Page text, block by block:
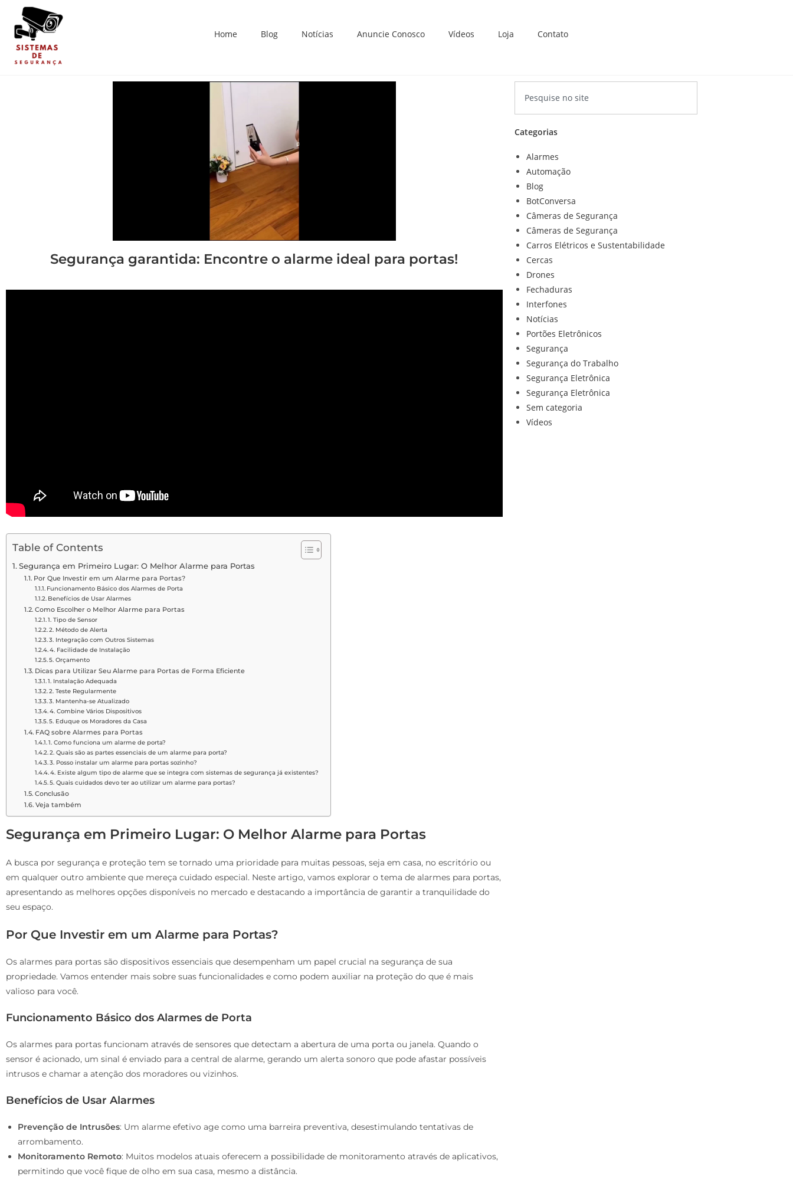
Home Blog Notícias Anuncie Conosco Vídeos Loja Contato
Segurança garantida: Encontre o alarme ideal para portas!
Table of Contents
Segurança em Primeiro Lugar: O Melhor Alarme para Portas
Por Que Investir em um Alarme para Portas?
Funcionamento Básico dos Alarmes de Porta
Benefícios de Usar Alarmes
Como Escolher o Melhor Alarme para Portas
1. Tipo de Sensor
2. Método de Alerta
3. Integração com Outros Sistemas
4. Facilidade de Instalação
5. Orçamento
Dicas para Utilizar Seu Alarme para Portas de Forma Eficiente
1. Instalação Adequada
2. Teste Regularmente
3. Mantenha-se Atualizado
4. Combine Vários Dispositivos
5. Eduque os Moradores da Casa
FAQ sobre Alarmes para Portas
1. Como funciona um alarme de porta?
2. Quais são as partes essenciais de um alarme para porta?
3. Posso instalar um alarme para portas sozinho?
4. Existe algum tipo de alarme que se integra com sistemas de segurança já existentes?
5. Quais cuidados devo ter ao utilizar um alarme para portas?
Conclusão
Veja também
Segurança em Primeiro Lugar: O Melhor Alarme para Portas
A busca por segurança e proteção tem se tornado uma prioridade para muitas pessoas, seja em casa, no escritório ou
em qualquer outro ambiente que mereça cuidado especial. Neste artigo, vamos explorar o tema de alarmes para portas,
apresentando as melhores opções disponíveis no mercado e destacando a importância de garantir a tranquilidade do
seu espaço.
Por Que Investir em um Alarme para Portas?
Os alarmes para portas são dispositivos essenciais que desempenham um papel crucial na segurança de sua
propriedade. Vamos entender mais sobre suas funcionalidades e como podem auxiliar na proteção do que é mais
valioso para você.
Funcionamento Básico dos Alarmes de Porta
Os alarmes para portas funcionam através de sensores que detectam a abertura de uma porta ou janela. Quando o
sensor é acionado, um sinal é enviado para a central de alarme, gerando um alerta sonoro que pode afastar possíveis
intrusos e chamar a atenção dos moradores ou vizinhos.
Benefícios de Usar Alarmes
Prevenção de Intrusões: Um alarme efetivo age como uma barreira preventiva, desestimulando tentativas de
arrombamento.
Monitoramento Remoto: Muitos modelos atuais oferecem a possibilidade de monitoramento através de aplicativos,
permitindo que você fique de olho em sua casa, mesmo a distância.
Categorias
Alarmes
Automação
Blog
BotConversa
Câmeras de Segurança
Câmeras de Segurança
Carros Elétricos e Sustentabilidade
Cercas
Drones
Fechaduras
Interfones
Notícias
Portões Eletrônicos
Segurança
Segurança do Trabalho
Segurança Eletrônica
Segurança Eletrônica
Sem categoria
Vídeos